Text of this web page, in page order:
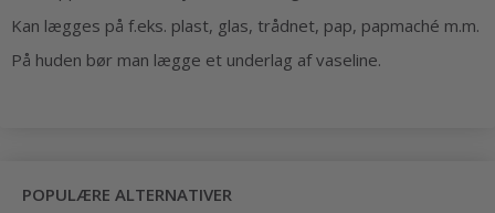
Kan lægges på f.eks. plast, glas, trådnet, pap, papmaché m.m.
På huden bør man lægge et underlag af vaseline.
POPULÆRE ALTERNATIVER